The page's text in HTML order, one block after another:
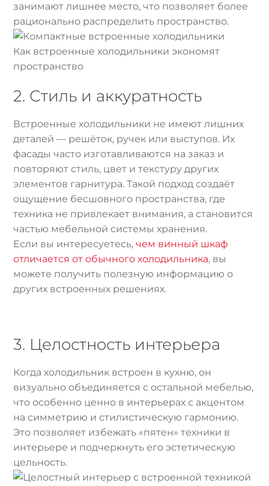
занимают лишнее место, что позволяет более
рационально распределить пространство.
Как встроенные холодильники экономят
пространство
2. Стиль и аккуратность
Встроенные холодильники не имеют лишних
деталей — решёток, ручек или выступов. Их
фасады часто изготавливаются на заказ и
повторяют стиль, цвет и текстуру других
элементов гарнитура. Такой подход создаёт
ощущение бесшовного пространства, где
техника не привлекает внимания, а становится
частью мебельной системы хранения.
Если вы интересуетесь,чем винный шкаф
отличается от обычного холодильника, вы
можете получить полезную информацию о
других встроенных решениях.
3. Целостность интерьера
Когда холодильник встроен в кухню, он
визуально объединяется с остальной мебелью,
что особенно ценно в интерьерах с акцентом
на симметрию и стилистическую гармонию.
Это позволяет избежать «пятен» техники в
интерьере и подчеркнуть его эстетическую
цельность.